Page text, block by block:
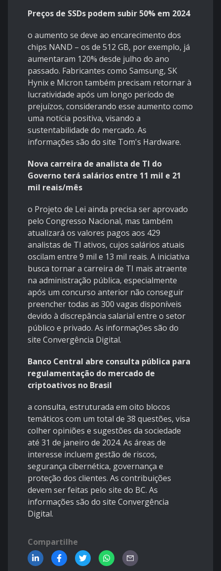
Preços de SSDs podem subir 50% em 2024
o aumento se deve ao encarecimento dos
chips NAND – os de 512 GB, por exemplo, já
aumentaram 120% desde julho do ano
passado. Fabricantes como Samsung, SK
Hynix e Micron também precisam retornar à
lucratividade após um longo período de
prejuízos, considerando esse aumento como
uma notícia positiva, visando a
sustentabilidade do mercado. As
informações são do site Tom's Hardware.
Nova carreira de analista de TI do
Governo terá salários entre 11 mil e 21
mil reais/mês
o Projeto de Lei ainda precisa ser aprovado
pelo Congresso Nacional, mas também
atualizará os valores pagos aos 429
analistas de TI ativos, cujos salários atuais
oscilam entre 9 mil e 13 mil reais. A iniciativa
busca tornar a carreira de TI mais atraente
na administração pública, especialmente
após um concurso anterior não conseguir
preencher todas as 300 vagas disponíveis
devido à discrepância salarial entre o setor
público e privado. As informações são do
site Convergência Digital.
Banco Central abre consulta pública para
regulamentação do mercado de
criptoativos no Brasil
a consulta, estruturada em oito blocos
temáticos com um total de 38 questões, visa
colher opiniões e sugestões da sociedade
até 31 de janeiro de 2024. As áreas de
interesse incluem gestão de riscos,
segurança cibernética, governança e
proteção dos clientes. As contribuições
devem ser feitas pelo site do BC. As
informações são do site Convergência
Digital.
Compartilhe